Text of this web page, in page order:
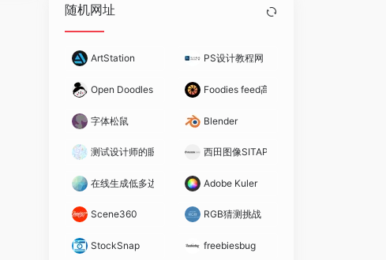
随机网址
ArtStation PS设计教程网（原思缘教程网）
Open Doodles Foodies feed高清食物照片
字体松鼠 Blender
测试设计师的眼睛 西田图像SITAPIX
在线生成低多边形背景 Adobe Kuler
Scene360 RGB猜测挑战
StockSnap freebiesbug